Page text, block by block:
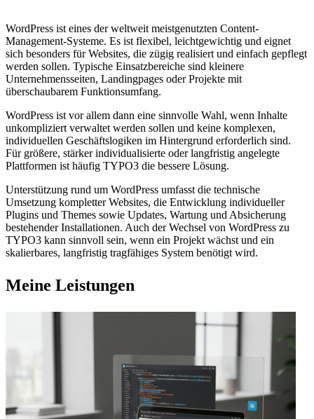
WordPress ist eines der weltweit meistgenutzten Content-
Management-Systeme. Es ist flexibel, leichtgewichtig und eignet
sich besonders für Websites, die zügig realisiert und einfach gepflegt
werden sollen. Typische Einsatzbereiche sind kleinere
Unternehmensseiten, Landingpages oder Projekte mit
überschaubarem Funktionsumfang.
WordPress ist vor allem dann eine sinnvolle Wahl, wenn Inhalte
unkompliziert verwaltet werden sollen und keine komplexen,
individuellen Geschäftslogiken im Hintergrund erforderlich sind.
Für größere, stärker individualisierte oder langfristig angelegte
Plattformen ist häufig TYPO3 die bessere Lösung.
Unterstützung rund um WordPress umfasst die technische
Umsetzung kompletter Websites, die Entwicklung individueller
Plugins und Themes sowie Updates, Wartung und Absicherung
bestehender Installationen. Auch der Wechsel von WordPress zu
TYPO3 kann sinnvoll sein, wenn ein Projekt wächst und ein
skalierbares, langfristig tragfähiges System benötigt wird.
Meine Leistungen